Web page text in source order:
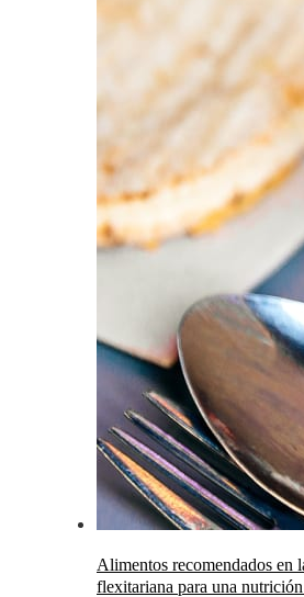
Alimentos recomendados en
flexitariana para una